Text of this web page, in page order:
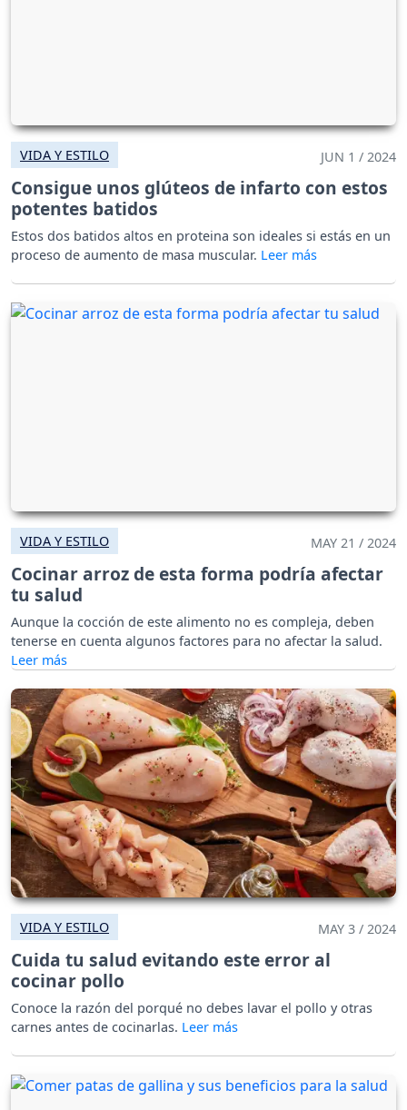
VIDA Y ESTILO JUN 1 / 2024
Consigue unos glúteos de infarto con estos
potentes batidos
Estos dos batidos altos en proteina son ideales si estás en un
proceso de aumento de masa muscular.
VIDA Y ESTILO MAY 21 / 2024
Cocinar arroz de esta forma podría afectar
tu salud
Aunque la cocción de este alimento no es compleja, deben
tenerse en cuenta algunos factores para no afectar la salud.
VIDA Y ESTILO MAY 3 / 2024
Cuida tu salud evitando este error al
cocinar pollo
Conoce la razón del porqué no debes lavar el pollo y otras
carnes antes de cocinarlas.